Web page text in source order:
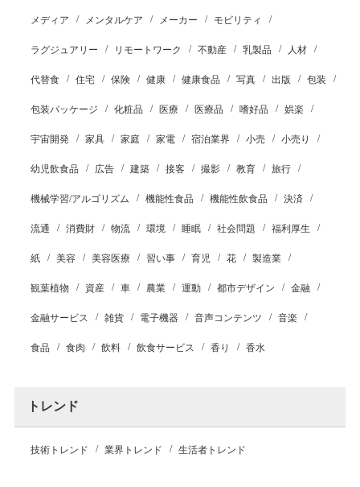
メディア メンタルケア メーカー モビリティ
ラグジュアリー リモートワーク 不動産 乳製品 人材
代替食 住宅 保険 健康 健康食品 写真 出版 包装
包装パッケージ 化粧品 医療 医療品 嗜好品 娯楽
宇宙開発 家具 家庭 家電 宿泊業界 小売 小売り
幼児飲食品 広告 建築 接客 撮影 教育 旅行
機械学習/アルゴリズム 機能性食品 機能性飲食品 決済
流通 消費財 物流 環境 睡眠 社会問題 福利厚生
紙 美容 美容医療 習い事 育児 花 製造業
観葉植物 資産 車 農業 運動 都市デザイン 金融
金融サービス 雑貨 電子機器 音声コンテンツ 音楽
食品 食肉 飲料 飲食サービス 香り 香水
トレンド
技術トレンド 業界トレンド 生活者トレンド